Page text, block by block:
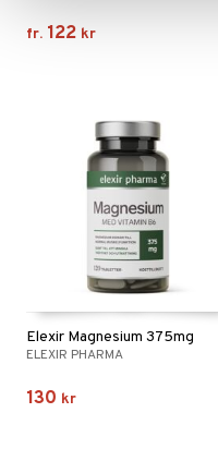
fr. 122 kr
Elexir Magnesium 375mg
ELEXIR PHARMA
130 kr